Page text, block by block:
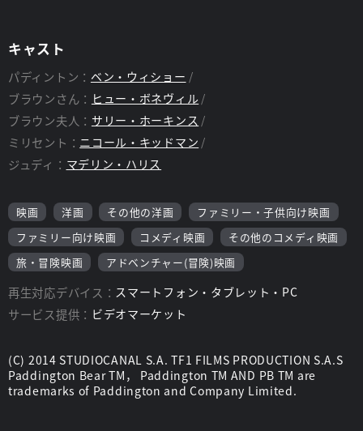
スタッフ
監督：
キャスト
パディントン： ベン・ウィショー
ブラウンさん： ヒュー・ボネヴィル
ブラウン夫人： サリー・ホーキンス
ミリセント： ニコール・キッドマン
ジュディ： マデリン・ハリス
映画 洋画 その他の洋画
ファミリー・子供向け映画
ファミリー向け映画
コメディ映画
その他のコメディ映画
旅・冒険映画
アドベンチャー(冒険)映画
再生対応デバイス： スマートフォン・タブレット・PC
サービス提供： ビデオマーケット
(C) 2014 STUDIOCANAL S.A. TF1 FILMS PRODUCTION S.A.S
Paddington Bear TM， Paddington TM AND PB TM are
trademarks of Paddington and Company Limited.